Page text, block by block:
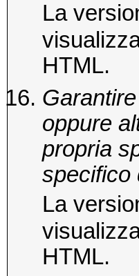
La
HTML.
oppure
propria
specifico
La
HTML.